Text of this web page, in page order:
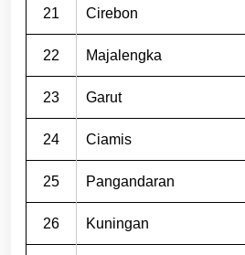
21 Cirebon
22 Majalengka
23 Garut
24 Ciamis
25 Pangandaran
26 Kuningan